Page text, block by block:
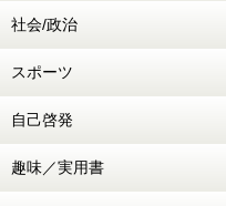
社会/政治
スポーツ
自己啓発
趣味／実用書